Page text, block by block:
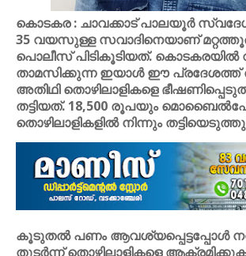
കൊടകര : ചാവക്കാട് പാലയൂര്‍ സ്വദേശി
35 വയസുള്ള സവാദിനെയാണ്
പൊലീസ് പിടികൂടിയത്. കൊടകരയില്‍
താമസിക്കുന്ന ഇയാള്‍ ഈ പ്രദേശത്ത്
അതിഥി തൊഴിലാളികളെ
തട്ടിയത്. 18,500 രൂപയും
തൊഴിലാളികളില്‍ നിന്നും
കൂടുതല്‍ പണം ആവശ്യപ്പെട്ടപ്പോള്‍
തുടര്‍ന്ന് തൊഴിലാളികളെ